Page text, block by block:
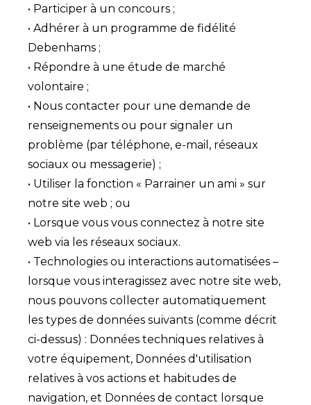
• Participer à un concours ;
• Adhérer à un programme de fidélité
Debenhams ;
• Répondre à une étude de marché
volontaire ;
• Nous contacter pour une demande de
renseignements ou pour signaler un
problème (par téléphone, e-mail, réseaux
sociaux ou messagerie) ;
• Utiliser la fonction « Parrainer un ami » sur
notre site web ; ou
• Lorsque vous vous connectez à notre site
web via les réseaux sociaux.
• Technologies ou interactions automatisées –
lorsque vous interagissez avec notre site web,
nous pouvons collecter automatiquement
les types de données suivants (comme décrit
ci-dessus) : Données techniques relatives à
votre équipement, Données d'utilisation
relatives à vos actions et habitudes de
navigation, et Données de contact lorsque